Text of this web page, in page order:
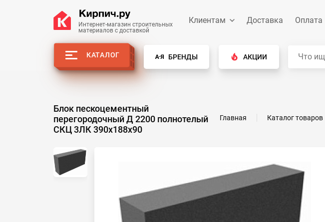
Интернет-магазин строительных
материалов с доставкой
Клиентам Доставка Оплата
КАТАЛОГ БРЕНДЫ АКЦИИ
Блок пескоцементный
перегородочный Д 2200 полнотелый
СКЦ 3ЛК 390х188х90
Главная Каталог товаров